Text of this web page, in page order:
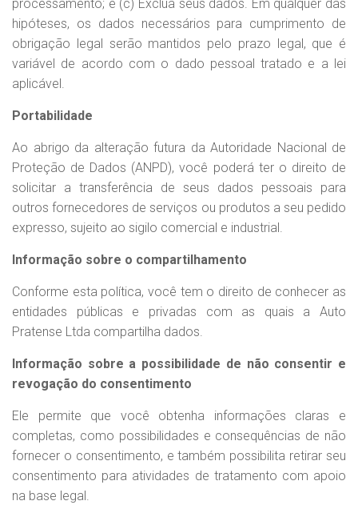
processamento; e (c) Exclua seus dados. Em qualquer das
hipóteses, os dados necessários para cumprimento de
obrigação legal serão mantidos pelo prazo legal, que é
variável de acordo com o dado pessoal tratado e a lei
aplicável.
Portabilidade
Ao abrigo da alteração futura da Autoridade Nacional de
Proteção de Dados (ANPD), você poderá ter o direito de
solicitar a transferência de seus dados pessoais para
outros fornecedores de serviços ou produtos a seu pedido
expresso, sujeito ao sigilo comercial e industrial.
Informação sobre o compartilhamento
Conforme esta política, você tem o direito de conhecer as
entidades públicas e privadas com as quais a Auto
Pratense Ltda compartilha dados.
Informação sobre a possibilidade de não consentir e
revogação do consentimento
Ele permite que você obtenha informações claras e
completas, como possibilidades e consequências de não
fornecer o consentimento, e também possibilita retirar seu
consentimento para atividades de tratamento com apoio
na base legal.